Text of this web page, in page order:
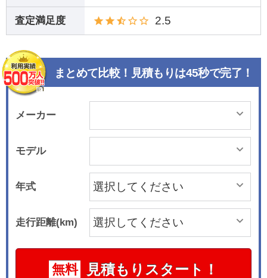
査定満足度 2.5
まとめて比較！見積もりは45秒で完了！
メーカー
モデル
年式
走行距離(km)
無料 見積もりスタート！